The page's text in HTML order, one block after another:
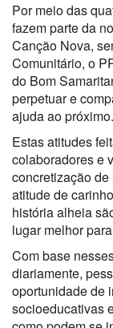
Por meio das
fazem parte da
Canção Nova,
Comunitário, o
do Bom
perpetuar e
ajuda ao próximo.
Estas atitudes
colaboradores e
concretização
atitude de
história alheia
lugar melhor
Com base
diariamente,
oportunidade de
socioeducativas